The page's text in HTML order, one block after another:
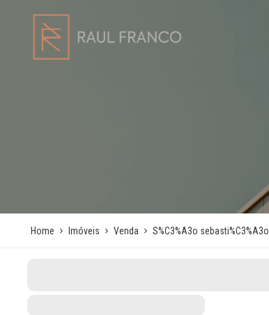
Home Imóveis Venda S%C3%A3o sebasti%C3%A3o